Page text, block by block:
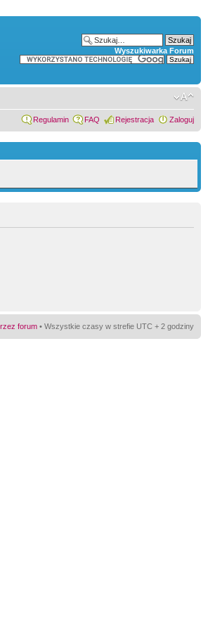
Wyszukiwarka Forum
Regulamin FAQ Rejestracja Zaloguj
forum • Wszystkie czasy w strefie UTC + 2 godziny